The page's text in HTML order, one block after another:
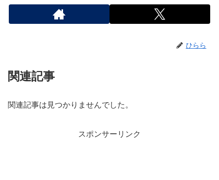
ひらら
関連記事
関連記事は見つかりませんでした。
スポンサーリンク